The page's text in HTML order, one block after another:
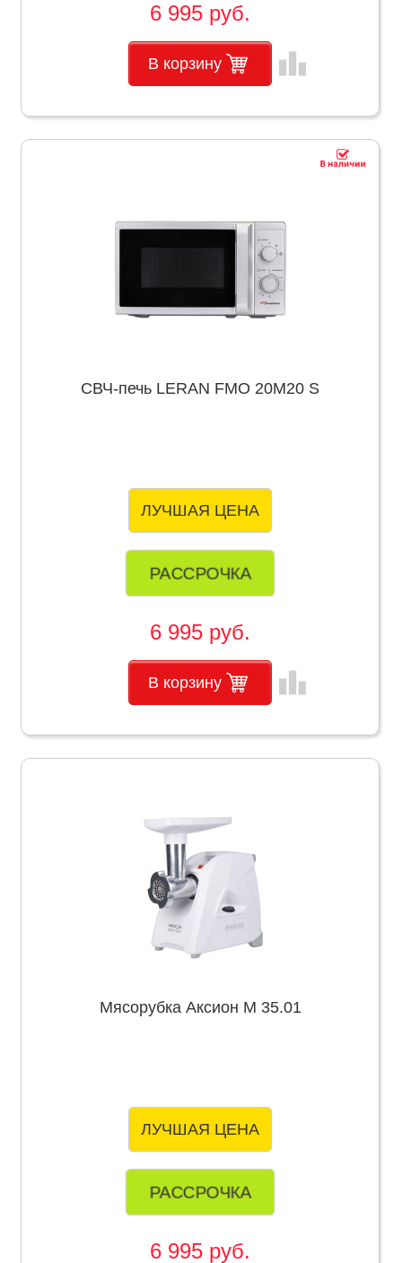
6 995 руб.
В корзину leaderboard
СВЧ-печь LERAN FMO 20M20 S
ЛУЧШАЯ ЦЕНА
РАССРОЧКА
6 995 руб.
В корзину leaderboard
Мясорубка Аксион М 35.01
ЛУЧШАЯ ЦЕНА
РАССРОЧКА
6 995 руб.